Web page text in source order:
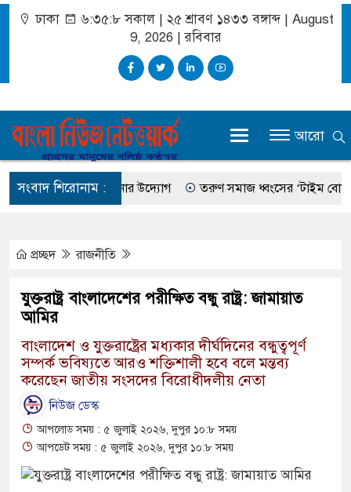
ঢাকা ৬:৩৫:৯ সকাল| ২৫ শ্রাবণ ১৪৩৩ বঙ্গাব্দ | August
9, 2026 |রবিবার
আরো
সংবাদ শিরোনাম :
অবসান ঘটানোর উদ্যোগ তরুণ সমাজ ধ্বংসের ‘টাইম বোমা’
প্রচ্ছদ রাজনীতি
যুক্তরাষ্ট্র বাংলাদেশের পরীক্ষিত বন্ধু রাষ্ট্র: জামায়াত
আমির
বাংলাদেশ ও যুক্তরাষ্ট্রের মধ্যকার দীর্ঘদিনের বন্ধুত্বপূর্ণ
সম্পর্ক ভবিষ্যতে আরও শক্তিশালী হবে বলে মন্তব্য
করেছেন জাতীয় সংসদের বিরোধীদলীয় নেতা
নিউজ ডেস্ক
আপলোড সময় : ৫ জুলাই ২০২৬, দুপুর ১০:৮ সময়
আপডেট সময় : ৫ জুলাই ২০২৬, দুপুর ১০:৮ সময়